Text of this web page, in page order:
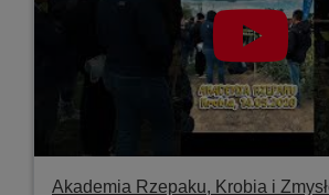
Akademia Rzepaku, Krobia i